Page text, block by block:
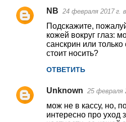
NB 24 февраля 2017 г.
Подскажите,
кожей вокруг глаз:
санскрин или
стоит носить?
ОТВЕТИТЬ
Unknown 25 февраля
мож не в кассу, но,
интересно про уход